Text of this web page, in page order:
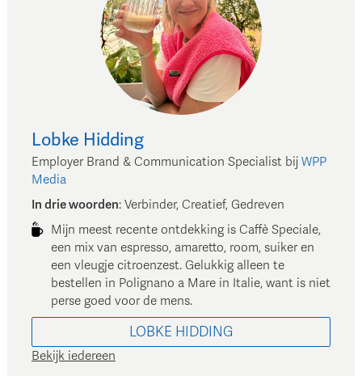
Lobke Hidding
Employer Brand & Communication Specialist bij WPP
Media
In drie woorden: Verbinder, Creatief, Gedreven
Mijn meest recente ontdekking is Caffè Speciale,
een mix van espresso, amaretto, room, suiker en
een vleugje citroenzest. Gelukkig alleen te
bestellen in Polignano a Mare in Italie, want is niet
perse goed voor de mens.
LOBKE HIDDING
Bekijk iedereen